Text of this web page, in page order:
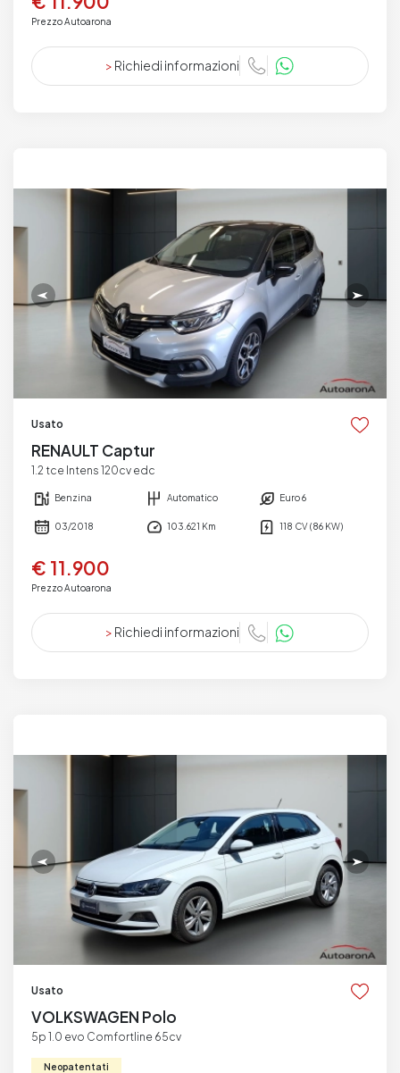
Prezzo Autoarona
> Richiedi informazioni
Usato
RENAULT Captur
1.2 tce Intens 120cv edc
Benzina Automatico Euro 6
03/2018 103.621 Km 118 CV (86 KW)
€ 11.900
Prezzo Autoarona
> Richiedi informazioni
Usato
VOLKSWAGEN Polo
5p 1.0 evo Comfortline 65cv
Neopatentati